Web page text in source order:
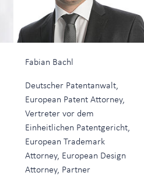
Fabian Bachl
Deutscher Patentanwalt,
European Patent Attorney,
Vertreter vor dem
Einheitlichen Patentgericht,
European Trademark
Attorney, European Design
Attorney, Partner